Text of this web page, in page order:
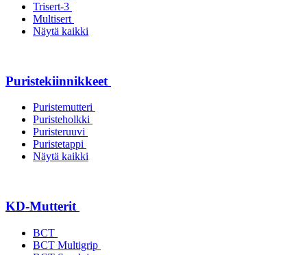
Trisert-3
Multisert
Näytä kaikki
Puristekiinnikkeet
Puristemutteri
Puristeholkki
Puristeruuvi
Puristetappi
Näytä kaikki
KD-Mutterit
BCT
BCT Multigrip